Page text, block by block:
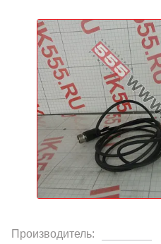
Производитель: